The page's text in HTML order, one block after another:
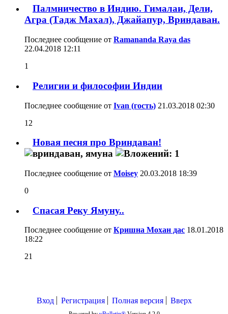
Палмничество в Индию. Гималаи, Дели,
Агра (Тадж Махал), Джайапур, Вриндаван.
Последнее сообщение от Ramananda Raya das
22.04.2018 12:11
1
Религии и философии Индии
Последнее сообщение от Ivan (гость) 21.03.2018 02:30
12
Новая песня про Вриндаван!
Последнее сообщение от Moisey 20.03.2018 18:39
0
Спасая Реку Ямуну..
Последнее сообщение от Кришна Мохан дас 18.01.2018
18:22
21
Вход Регистрация Полная версия Вверх